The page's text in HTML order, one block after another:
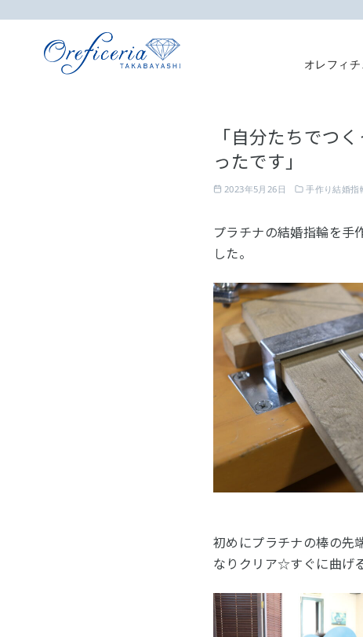
オレフィ
「自分たちでつ
ったです」
2023年5月26日 手作り結婚指
プラチナの結婚指輪を手
した。
初めにプラチナの棒の先
なりクリア☆すぐに曲げ